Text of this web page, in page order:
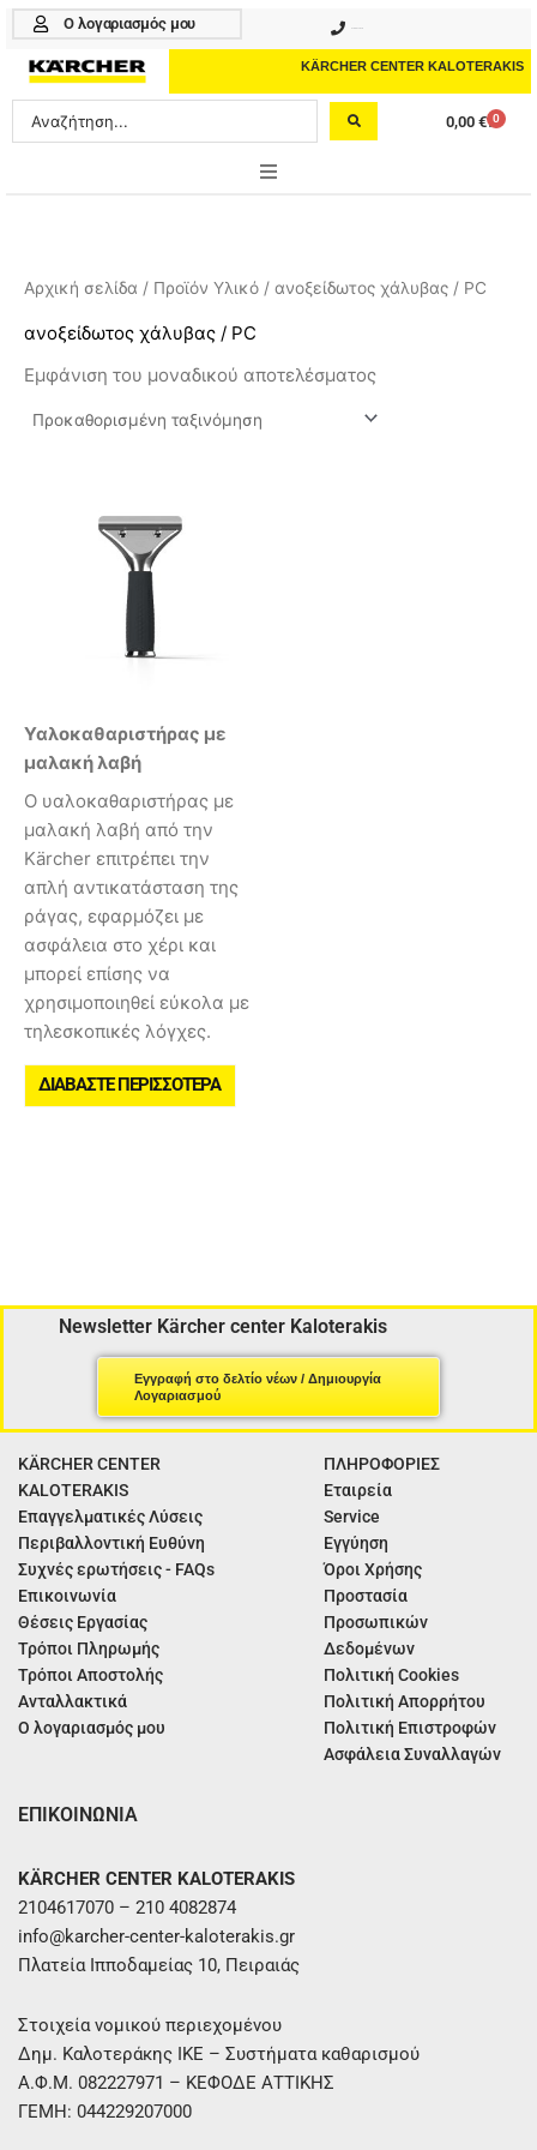
Μετάβαση
περιεχόμενο
Ο λογαριασμός μου
KÄRCHER CENTER KALOTERAKIS
Search
...
0,00 € 0
Cart
PROFESSIONAL
ΑΞΕΣΟΥΑΡ
ΚΑΘΑΡΙΣΤΙΚΑ
Αρχική σελίδα / Προϊόν Υλικό / ανοξείδωτος χάλυβας / PC
ανοξείδωτος χάλυβας / PC
Εμφάνιση του μοναδικού αποτελέσματος
Υαλοκαθαριστήρας με
μαλακή λαβή
Ο υαλοκαθαριστήρας με
μαλακή λαβή από την
Kärcher επιτρέπει την
απλή αντικατάσταση της
ράγας, εφαρμόζει με
ασφάλεια στο χέρι και
μπορεί επίσης να
χρησιμοποιηθεί εύκολα με
τηλεσκοπικές λόγχες.
ΔΙΑΒΆΣΤΕ ΠΕΡΙΣΣΌΤΕΡΑ
Newsletter Kärcher center Kaloterakis
Εγγραφή στο δελτίο νέων / Δημιουργία
Λογαριασμού
KÄRCHER CENTER
KALOTERAKIS
Επαγγελματικές Λύσεις
Περιβαλλοντική Ευθύνη
Συχνές ερωτήσεις - FAQs
Επικοινωνία
Θέσεις Εργασίας
Τρόποι Πληρωμής
Τρόποι Αποστολής
Ανταλλακτικά
Ο λογαριασμός μου
ΠΛΗΡΟΦΟΡΙΕΣ
Εταιρεία
Service
Εγγύηση
Όροι Χρήσης
Προστασία
Προσωπικών
Δεδομένων
Πολιτική Cookies
Πολιτική Απορρήτου
Πολιτική Επιστροφών
Ασφάλεια Συναλλαγών
ΕΠΙΚΟΙΝΩΝΙΑ
KÄRCHER CENTER KALOTERAKIS
2104617070 – 210 4082874
info@karcher-center-kaloterakis.gr
Πλατεία Ιπποδαμείας 10, Πειραιάς
Στοιχεία νομικού περιεχομένου
Δημ. Καλοτεράκης ΙΚΕ – Συστήματα καθαρισμού
Α.Φ.Μ. 082227971 – ΚΕΦΟΔΕ ΑΤΤΙΚΗΣ
ΓΕΜΗ: 044229207000